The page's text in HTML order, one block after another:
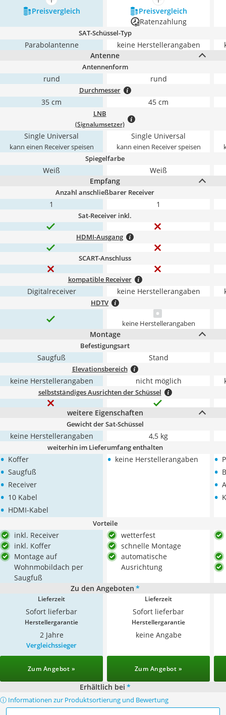
mehr anzeigen
mehr anzeigen
Preis­vergleich
Preis­vergleich
Ratenzahlung
SAT-Schüssel-Typ
Parabolantenne keine Herstellerangaben
Antenne
Antennenform
rund rund
Durchmesser
35 cm 45 cm
LNB
(Signalumsetzer)
Single Universal
kann einen Receiver speisen
Single Universal
kann einen Receiver speisen
Spiegelfarbe
Weiß
Weiß
Empfang
Anzahl anschließbarer Receiver
1 1
Sat-Receiver inkl.
HDMI-Ausgang
SCART-Anschluss
kompatible Receiver
Digitalreceiver keine Herstellerangaben
HDTV
keine Herstellerangaben
Montage
Befestigungsart
Saugfuß Stand
Elevationsbereich
keine Herstellerangaben nicht möglich
selbstständiges Ausrichten der Schüssel
weitere Eigenschaften
Gewicht der Sat-Schüssel
keine Herstellerangaben 4,5 kg
weiterhin im Lieferumfang enthalten
• Koffer
• Saugfuß
• Receiver
• 10 Kabel
• HDMI-Kabel
• keine Herstellerangaben •
•
•
•
Vorteile
inkl. Receiver
inkl. Koffer
Montage auf
Wohnmobildach per
Saugfuß
wetterfest
schnelle Montage
automatische
Ausrichtung
Zu den Angeboten *
Lieferzeit
Sofort lieferbar
Lieferzeit
Sofort lieferbar
Herstellergarantie
2 Jahre
Herstellergarantie
keine Angabe
Vergleichssieger
Zum Angebot » Zum Angebot »
Erhältlich bei *
ⓘ Informationen zur Produktsortierung und Bewertung